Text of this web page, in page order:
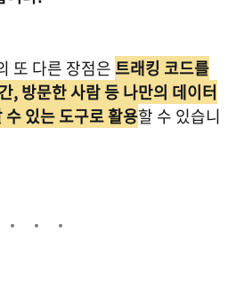
또 다른 장점은 트래킹 코드를
, 방문한 사람 등 나만의 데이터
있는 도구로 활용할 수 있습니